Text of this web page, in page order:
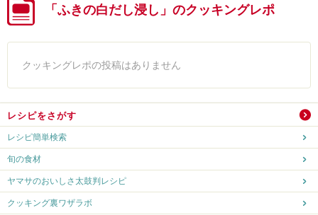
「ふきの白だし浸し」のクッキングレポ
クッキングレポの投稿はありません
レシピをさがす
レシピ簡単検索
旬の食材
ヤマサのおいしさ太鼓判レシピ
クッキング裏ワザラボ